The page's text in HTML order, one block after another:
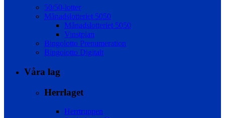
50/50-lotter
Månadslotteriet 5050
Månadslotteriet 5050
Vinstplan
Bingolotto Prenumeration
Bingolotto Digitalt
Våra lag
Herrlaget
Herrtruppen